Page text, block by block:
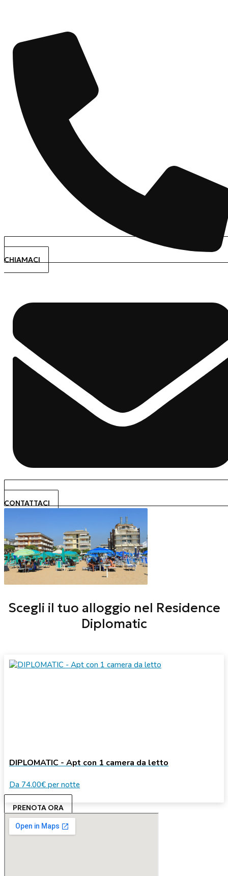
CHIAMACI
CONTATTACI
Scegli il tuo alloggio nel Residence
Diplomatic
DIPLOMATIC - Apt con 1 camera da letto
Da 74.00€ per notte
PRENOTA ORA